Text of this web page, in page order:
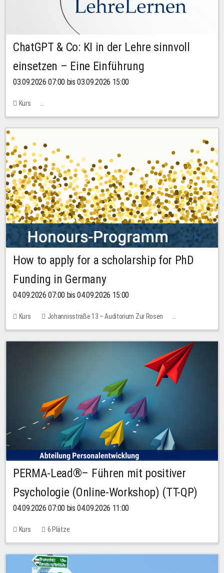
ChatGPT & Co: KI in der Lehre sinnvoll
einsetzen – Eine Einführung
03.09.2026 07:00 bis 03.09.2026 15:00
Kurs
Bachstraße 18k - SR 102 (Seminarraum Servicestelle LehreLernen)
How to apply for a scholarship for PhD
Funding in Germany
04.09.2026 07:00 bis 04.09.2026 15:00
Kurs
Johannisstraße 13 – Auditorium Zur Rosen
Keine freien Plätze
PERMA-Lead®– Führen mit positiver
Psychologie (Online-Workshop) (TT-QP)
04.09.2026 07:00 bis 04.09.2026 11:00
Kurs 6 Plätze